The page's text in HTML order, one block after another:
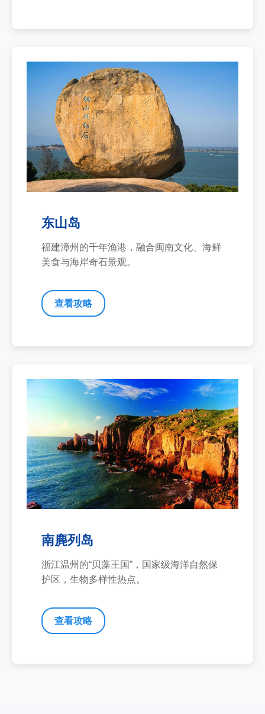
东山岛
福建漳州的千年渔港，融合闽南文化、海鲜
美食与海岸奇石景观。
查看攻略
南麂列岛
浙江温州的“贝藻王国”，国家级海洋自然保
护区，生物多样性热点。
查看攻略